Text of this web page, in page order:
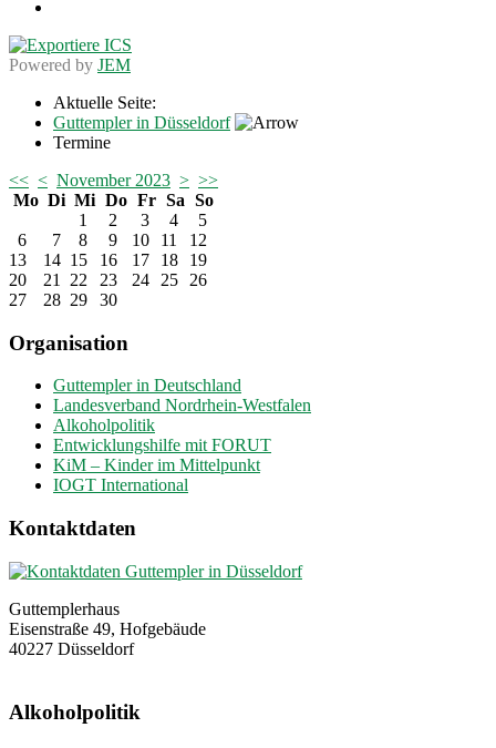
Powered by JEM
Aktuelle Seite:
Guttempler in Düsseldorf
Termine
<< < November 2023 > >>
Mo Di Mi Do Fr Sa So
1
2 3 4
5
6
7 8 9 10 11
12
13
14 15 16 17 18
19
20
21 22 23 24 25
26
27
28 29 30
Organisation
Guttempler in Deutschland
Landesverband Nordrhein-Westfalen
Alkoholpolitik
Entwicklungshilfe mit FORUT
KiM – Kinder im Mittelpunkt
IOGT International
Kontaktdaten
Guttemplerhaus
Eisenstraße 49, Hofgebäude
40227 Düsseldorf
Alkoholpolitik